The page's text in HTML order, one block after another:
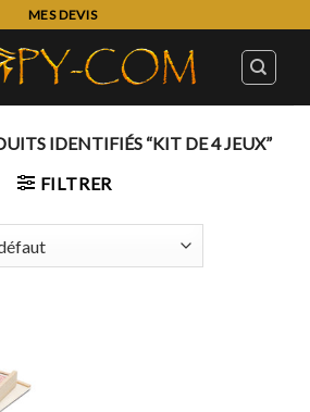
MES DEVIS
IDENTIFIÉS “KIT DE 4 JEUX”
FILTRER